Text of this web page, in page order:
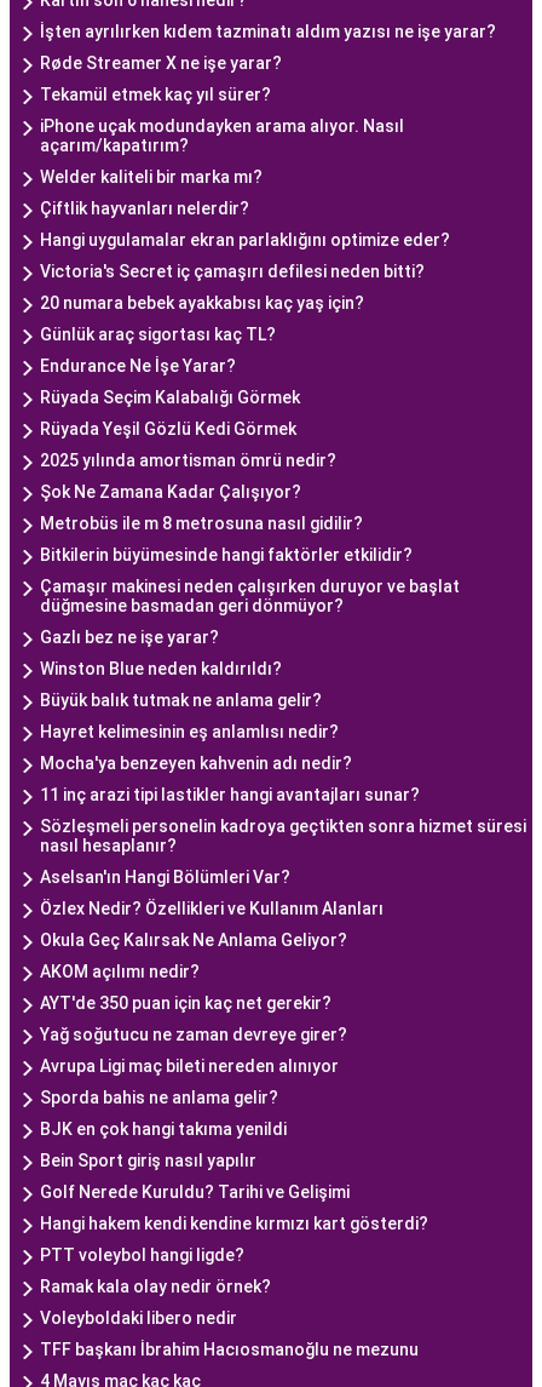
İşten ayrılırken kıdem tazminatı aldım yazısı ne işe yarar?
Røde Streamer X ne işe yarar?
Tekamül etmek kaç yıl sürer?
iPhone uçak modundayken arama alıyor. Nasıl
açarım/kapatırım?
Welder kaliteli bir marka mı?
Çiftlik hayvanları nelerdir?
Hangi uygulamalar ekran parlaklığını optimize eder?
Victoria's Secret iç çamaşırı defilesi neden bitti?
20 numara bebek ayakkabısı kaç yaş için?
Günlük araç sigortası kaç TL?
Endurance Ne İşe Yarar?
Rüyada Seçim Kalabalığı Görmek
Rüyada Yeşil Gözlü Kedi Görmek
2025 yılında amortisman ömrü nedir?
Şok Ne Zamana Kadar Çalışıyor?
Metrobüs ile m 8 metrosuna nasıl gidilir?
Bitkilerin büyümesinde hangi faktörler etkilidir?
Çamaşır makinesi neden çalışırken duruyor ve başlat
düğmesine basmadan geri dönmüyor?
Gazlı bez ne işe yarar?
Winston Blue neden kaldırıldı?
Büyük balık tutmak ne anlama gelir?
Hayret kelimesinin eş anlamlısı nedir?
Mocha'ya benzeyen kahvenin adı nedir?
11 inç arazi tipi lastikler hangi avantajları sunar?
Sözleşmeli personelin kadroya geçtikten sonra hizmet süresi
nasıl hesaplanır?
Aselsan'ın Hangi Bölümleri Var?
Özlex Nedir? Özellikleri ve Kullanım Alanları
Okula Geç Kalırsak Ne Anlama Geliyor?
AKOM açılımı nedir?
AYT'de 350 puan için kaç net gerekir?
Yağ soğutucu ne zaman devreye girer?
Avrupa Ligi maç bileti nereden alınıyor
Sporda bahis ne anlama gelir?
BJK en çok hangi takıma yenildi
Bein Sport giriş nasıl yapılır
Golf Nerede Kuruldu? Tarihi ve Gelişimi
Hangi hakem kendi kendine kırmızı kart gösterdi?
PTT voleybol hangi ligde?
Ramak kala olay nedir örnek?
Voleyboldaki libero nedir
TFF başkanı İbrahim Hacıosmanoğlu ne mezunu
4 Mayıs maç kaç kaç